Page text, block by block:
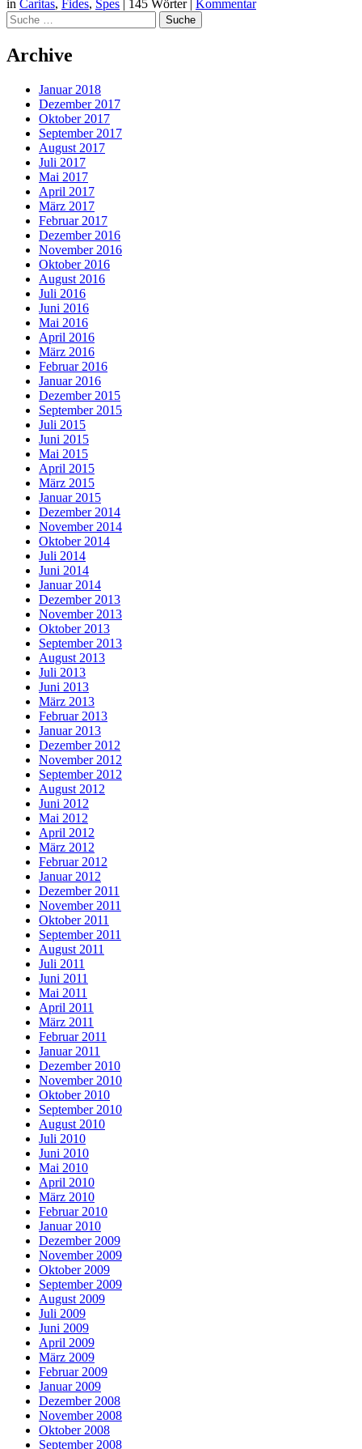
in Caritas, Fides, Spes 145 Wörter
Kommentar
Suche
Archive
Januar 2018
Dezember 2017
Oktober 2017
September 2017
August 2017
Juli 2017
Mai 2017
April 2017
März 2017
Februar 2017
Dezember 2016
November 2016
Oktober 2016
August 2016
Juli 2016
Juni 2016
Mai 2016
April 2016
März 2016
Februar 2016
Januar 2016
Dezember 2015
September 2015
Juli 2015
Juni 2015
Mai 2015
April 2015
März 2015
Januar 2015
Dezember 2014
November 2014
Oktober 2014
Juli 2014
Juni 2014
Januar 2014
Dezember 2013
November 2013
Oktober 2013
September 2013
August 2013
Juli 2013
Juni 2013
März 2013
Februar 2013
Januar 2013
Dezember 2012
November 2012
September 2012
August 2012
Juni 2012
Mai 2012
April 2012
März 2012
Februar 2012
Januar 2012
Dezember 2011
November 2011
Oktober 2011
September 2011
August 2011
Juli 2011
Juni 2011
Mai 2011
April 2011
März 2011
Februar 2011
Januar 2011
Dezember 2010
November 2010
Oktober 2010
September 2010
August 2010
Juli 2010
Juni 2010
Mai 2010
April 2010
März 2010
Februar 2010
Januar 2010
Dezember 2009
November 2009
Oktober 2009
September 2009
August 2009
Juli 2009
Juni 2009
April 2009
März 2009
Februar 2009
Januar 2009
Dezember 2008
November 2008
Oktober 2008
September 2008